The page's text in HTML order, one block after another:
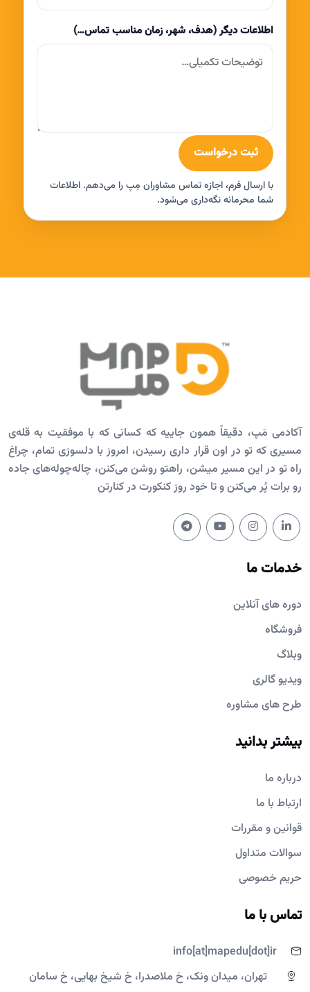
اطلاعات دیگر (هدف، شهر، زمان مناسب تماس…)
ثبت درخواست
با ارسال فرم، اجازه تماس مشاوران مِپ را می‌دهم. اطلاعات
شما محرمانه نگه‌داری می‌شود.
آکادمی مَپ، دقیقاً همون جاییه که کسانی که با موفقیت به قله‌ی
مسیری که تو در اون قرار داری رسیدن، امروز با دلسوزی تمام، چراغ
راه تو در این مسیر میشن، راهتو روشن می‌کنن، چاله‌چوله‌های جاده
رو برات پُر می‌کنن و تا خود روز کنکورت در کنارتن
خدمات ما
دوره های آنلاین
فروشگاه
وبلاگ
ویدیو گالری
طرح های مشاوره
بیشتر بدانید
درباره ما
ارتباط با ما
قوانین و مقررات
سوالات متداول
حریم خصوصی
تماس با ما
info[at]mapedu[dot]ir
تهران، میدان ونک، خ ملاصدرا، خ شیخ بهایی، خ سامان